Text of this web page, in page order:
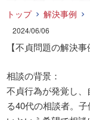
トップ 解決事例
2024/06/06
【不貞問題の解決事
相談の背景：
不貞行為が発覚し
る40代の相談者。